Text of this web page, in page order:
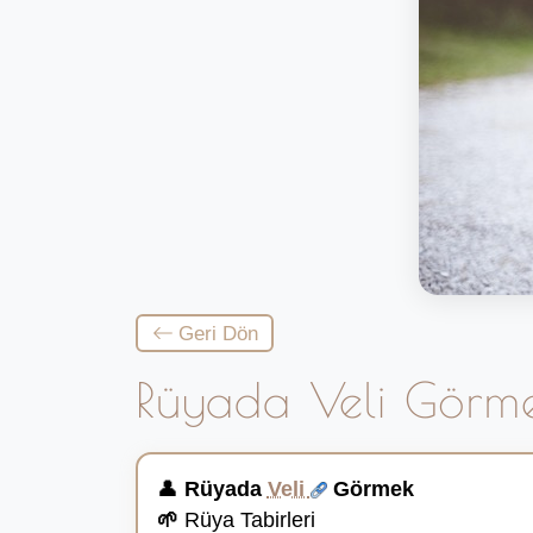
Geri Dön
Rüyada Veli
👤 Rüyada Veli
Görmek
🌱 Rüya Tabirleri